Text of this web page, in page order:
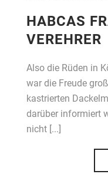
HABCAS
VEREHRER
Also die Rüden in
war die Freude
kastrierten
darüber informiert
nicht [...]